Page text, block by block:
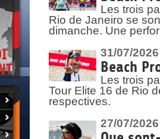
Les trois
Rio de Janeiro se
dimanche. Une
31/07/2026
Beach
Les trois
Tour Elite 16 de Rio
respectives.
27/07/2026